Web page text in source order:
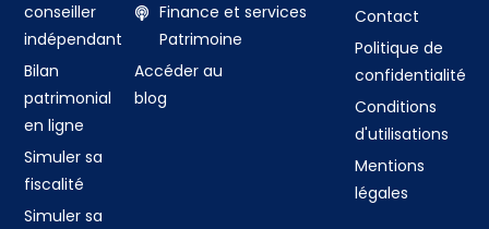
conseiller
indépendant
Bilan
patrimonial
en ligne
Simuler sa
fiscalité
Simuler sa
Finance et
Patrimoine
Accéder au
blog
services
Contact
Politique de
confidentialité
Conditions
d'utilisations
Mentions
légales